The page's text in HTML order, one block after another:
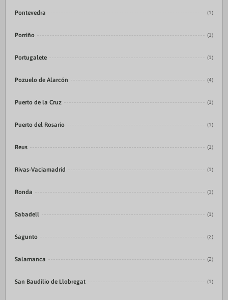
Pontevedra (1)
Porriño (1)
Portugalete (1)
Pozuelo de Alarcón (4)
Puerto de la Cruz (1)
Puerto del Rosario (1)
Reus (1)
Rivas-Vaciamadrid (1)
Ronda (1)
Sabadell (1)
Sagunto (2)
Salamanca (2)
San Baudilio de Llobregat (1)